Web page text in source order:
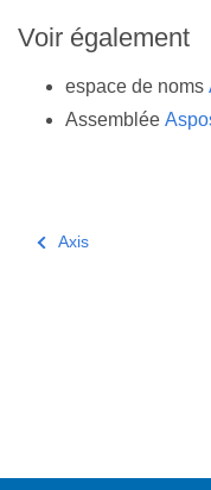
Voir également
espace de noms
Assemblée
Axis